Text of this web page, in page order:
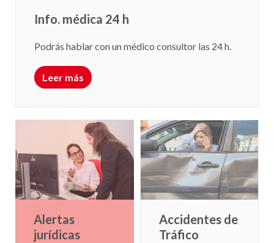
Info. médica 24 h
Podrás hablar con un médico consultor las 24 h.
Leer más
Alertas
jurídicas
Accidentes de
Tráfico